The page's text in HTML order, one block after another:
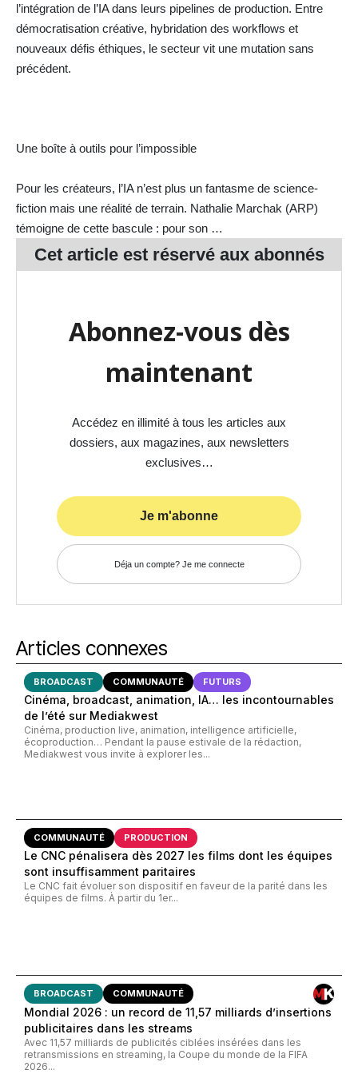
l’intégration de l’IA dans leurs pipelines de production. Entre
démocratisation créative, hybridation des workflows et
nouveaux défis éthiques, le secteur vit une mutation sans
précédent.
Une boîte à outils pour l’impossible
Pour les créateurs, l’IA n’est plus un fantasme de science-
fiction mais une réalité de terrain. Nathalie Marchak (ARP)
témoigne de cette bascule : pour son …
Cet article est réservé aux abonnés
Abonnez-vous dès
maintenant
Accédez en illimité à tous les articles aux
dossiers, aux magazines, aux newsletters
exclusives…
Je m'abonne
Déja un compte? Je me connecte
Articles connexes
BROADCAST COMMUNAUTÉ FUTURS
Cinéma, broadcast, animation, IA… les incontournables
de l’été sur Mediakwest
Cinéma, production live, animation, intelligence artificielle,
écoproduction… Pendant la pause estivale de la rédaction,
Mediakwest vous invite à explorer les...
COMMUNAUTÉ PRODUCTION
Le CNC pénalisera dès 2027 les films dont les équipes
sont insuffisamment paritaires
Le CNC fait évoluer son dispositif en faveur de la parité dans les
équipes de films. À partir du 1er...
BROADCAST COMMUNAUTÉ
Mondial 2026 : un record de 11,57 milliards d’insertions
publicitaires dans les streams
Avec 11,57 milliards de publicités ciblées insérées dans les
retransmissions en streaming, la Coupe du monde de la FIFA
2026...